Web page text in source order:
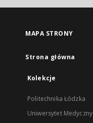
MAPA STRONY
Strona główna
Kolekcje
Politechnika Łódzka
Uniwersytet Medyczny